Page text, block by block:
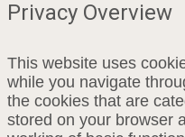
Privacy Overview
This website uses
while you navigate
the cookies that are
stored on your browser